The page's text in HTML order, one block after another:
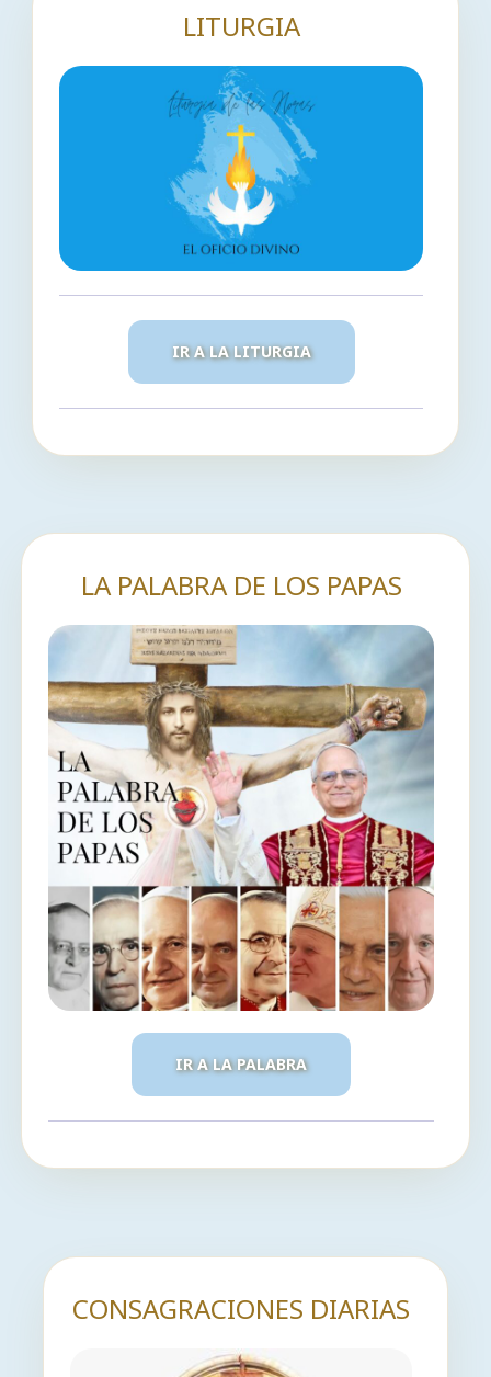
LITURGIA
IR A LA LITURGIA
LA PALABRA DE LOS PAPAS
IR A LA PALABRA
CONSAGRACIONES DIARIAS